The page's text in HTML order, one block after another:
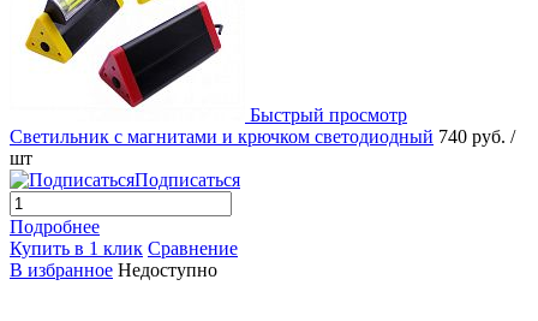
Быстрый просмотр
Светильник с магнитами и крючком светодиодный 740 руб. /
шт
Подписаться
Подробнее
Купить в 1 клик Сравнение
В избранное Недоступно